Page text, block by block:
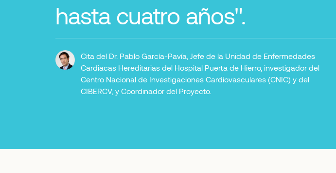
hasta cuatro años".
Cita del Dr. Pablo García-Pavía, Jefe de la Unidad de Enfermedades
Cardiacas Hereditarias del Hospital Puerta de Hierro, investigador del
Centro Nacional de Investigaciones Cardiovasculares (CNIC) y del
CIBERCV, y Coordinador del Proyecto.